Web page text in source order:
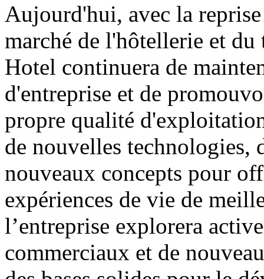
Aujourd'hui, avec la
marché de l'hôtellerie et
Hotel continuera de
d'entreprise et de
propre qualité
de nouvelles technologies,
nouveaux concepts pour
expériences de vie de
l’entreprise explorera
commerciaux et de